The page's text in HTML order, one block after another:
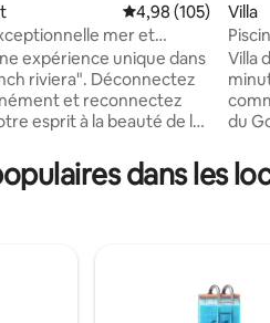
de 105 commentaires : 4,86 sur
Évaluation
4,98 (105)
mer et
expérience unique dans
riviera". Déconnectez
et reconnectez
esprit à la beauté de la
Léontine offre un
mer exceptionnel Lieu
verdoyant et calme vous
déconnecter
Villa
Villa
du
de
pour
dans les